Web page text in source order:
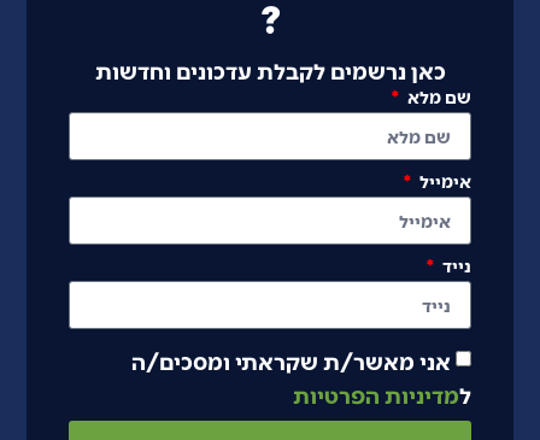
?
כאן נרשמים לקבלת עדכונים וחדשות
שם מלא
אימייל
נייד
אני מאשר/ת שקראתי ומסכים/ה
למדיניות הפרטיות